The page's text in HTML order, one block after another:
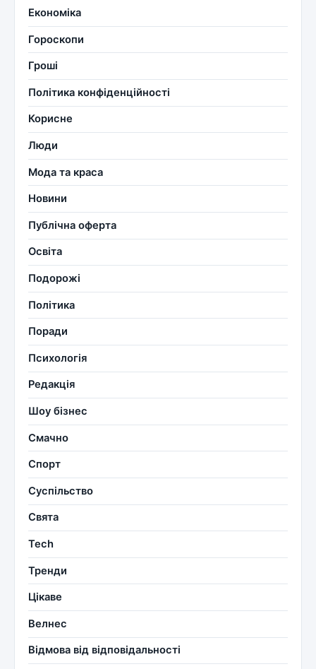
Економіка
Гороскопи
Гроші
Політика конфіденційності
Корисне
Люди
Мода та краса
Новини
Публічна оферта
Освіта
Подорожі
Політика
Поради
Психологія
Редакція
Шоу бізнес
Смачно
Спорт
Суспільство
Свята
Tech
Тренди
Цікаве
Велнес
Відмова від відповідальності